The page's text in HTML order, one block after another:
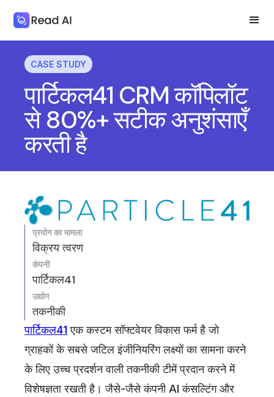
CASE STUDY
पार्टिकल41 CRM कॉपिलॉट
से 80%+ सटीक अनुशंसाएँ
करती है
प्रयोग का मामला
विक्रय त्वरण
कंपनी
पार्टिकल41
उद्योग
तकनीकी
पार्टिकल41 एक कस्टम सॉफ्टवेयर विकास फर्म है जो
ग्राहकों के सबसे जटिल इंजीनियरिंग लक्ष्यों का सामना करने
के लिए उच्च प्रदर्शन वाली तकनीकी टीमें प्रदान करने में
विशेषज्ञता रखती है। जैसे-जैसे कंपनी AI कंसल्टिंग और